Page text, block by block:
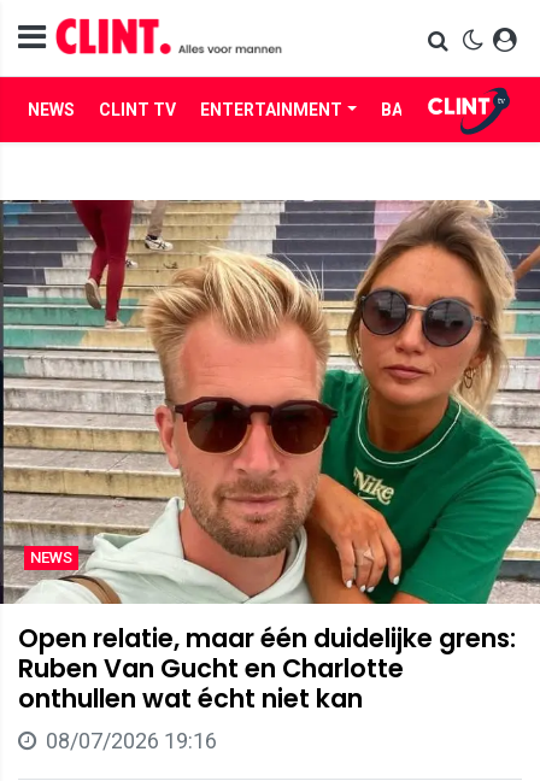
NEWS CLINT TV ENTERTAINMENT BABES LIFE
NEWS
Open relatie, maar één duidelijke grens:
Ruben Van Gucht en Charlotte
onthullen wat écht niet kan
08/07/2026 19:16